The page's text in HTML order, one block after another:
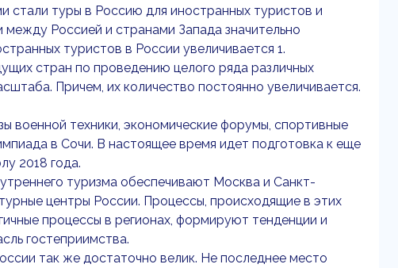
стали туры в Россию для иностранных туристов и
Россией и странами Запада значительно
туристов в России увеличивается 1.
стран по проведению целого ряда различных
Причем, их количество постоянно увеличивается.
военной техники, экономические форумы, спортивные
в Сочи. В настоящее время идет подготовка к еще
2018 года.
туризма обеспечивают Москва и Санкт-
центры России. Процессы, происходящие в этих
процессы в регионах, формируют тенденции и
гостеприимства.
так же достаточно велик. Не последнее место